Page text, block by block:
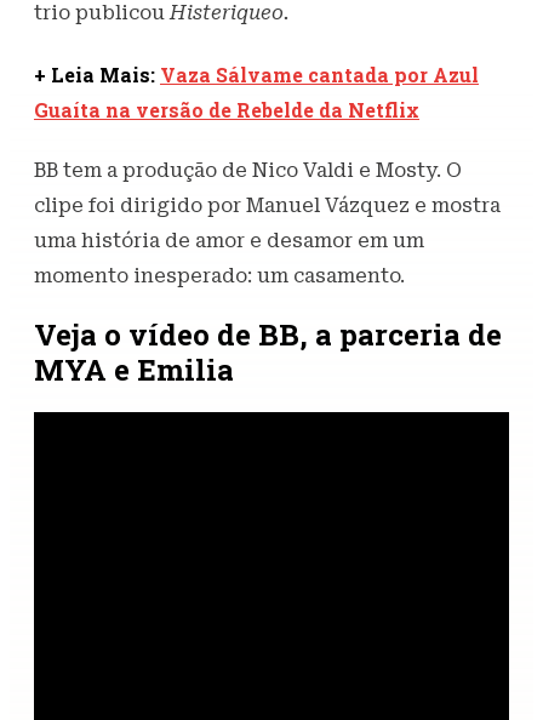
trio publicouHisteriqueo.
+ Leia Mais: Vaza Sálvame cantada por Azul
Guaíta na versão de Rebelde da Netflix
BB tem a produção de Nico Valdi e Mosty. O
clipe foi dirigido por Manuel Vázquez e mostra
uma história de amor e desamor em um
momento inesperado: um casamento.
Veja o vídeo de BB, a parceria de
MYA e Emilia